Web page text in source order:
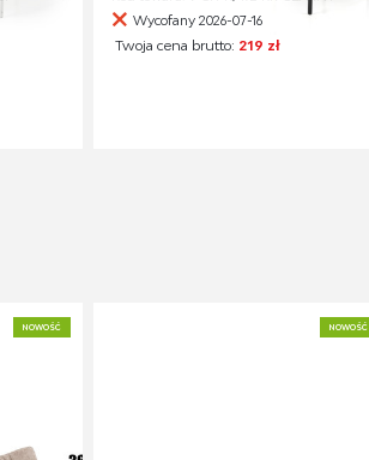
Wycofany 2026-07-16
Twoja cena brutto: 219 zł
NOWOŚĆ NOWOŚĆ